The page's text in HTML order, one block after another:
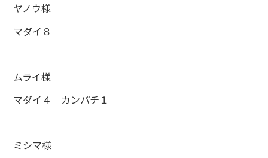
ヤノウ様
マダイ８
ムライ様
マダイ４ カンパチ１
ミシマ様